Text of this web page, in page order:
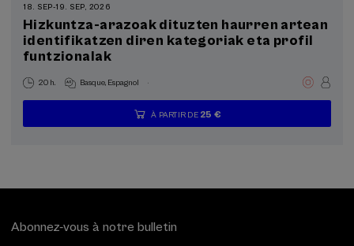
18. SEP-19. SEP, 2026
Hizkuntza-arazoak dituzten haurren artean
identifikatzen diren kategoriak eta profil
funtzionalak
20 h. Basque Espagnol .
...
À PARTIR DE 25 €
Dernières
places
Gratuit
Date
passée
Liste
d'attente
Période
d'inscription
Abonnez-vous à notre bulletin